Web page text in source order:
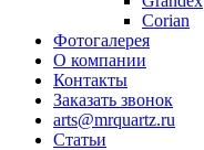
Corian
Фотогалерея
О компании
Контакты
Заказать звонок
arts@mrquartz.ru
Статьи